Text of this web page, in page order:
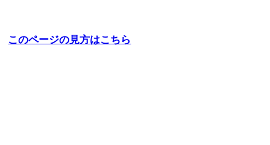
このページの見方はこちら